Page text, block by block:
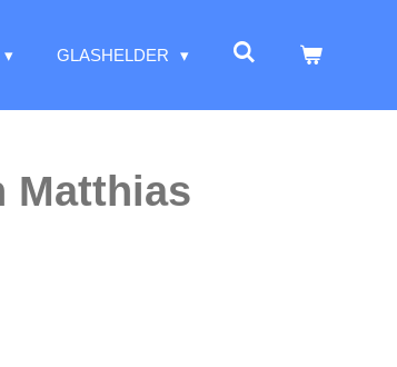
GLASHELDER
Matthias